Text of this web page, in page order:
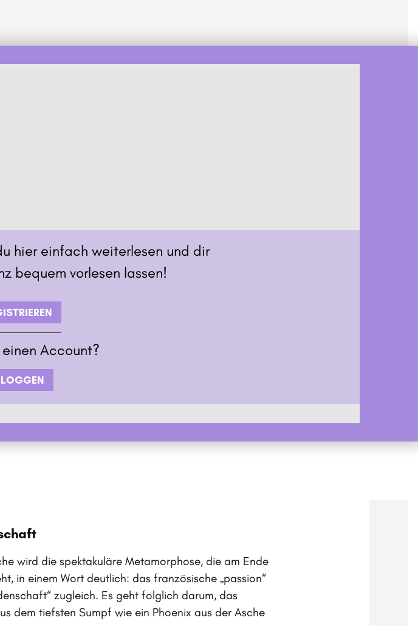
hier einfach weiterlesen und dir
bequem vorlesen lassen!
Account?
wird die spektakuläre Metamorphose, die am Ende
in einem Wort deutlich: das französische „passion“
zugleich. Es geht folglich darum, das
dem tiefsten Sumpf wie ein Phoenix aus der Asche